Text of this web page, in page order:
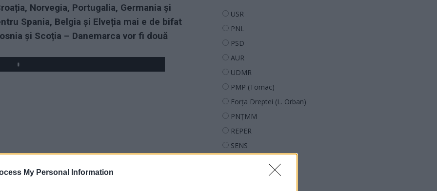
My Personal Information
Norvegia, Portugalia, Germania și
Spania, Belgia și Elveția mai e de bifat
și Scoția – Danemarca vor fi două
USR
PNL
PSD
AUR
UDMR
PMP (Tomac)
Forța Dreptei (L. Orban)
PNȚMM
REPER
SENS
POT (Gavrilă)